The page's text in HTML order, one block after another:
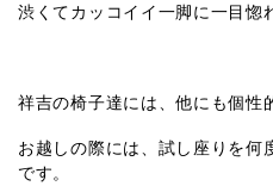
渋くてカッコイイ一脚に一目惚
祥吉の椅子達には、他にも個性
お越しの際には、試し座りを何
です。